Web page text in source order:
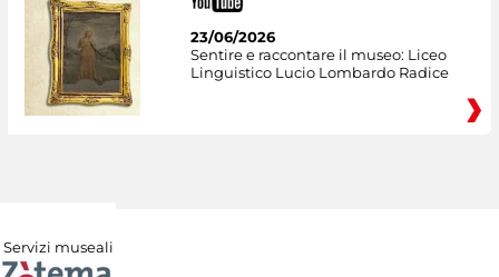
23/06/2026
Sentire e raccontare il museo: Liceo
Linguistico Lucio Lombardo Radice
Servizi museali